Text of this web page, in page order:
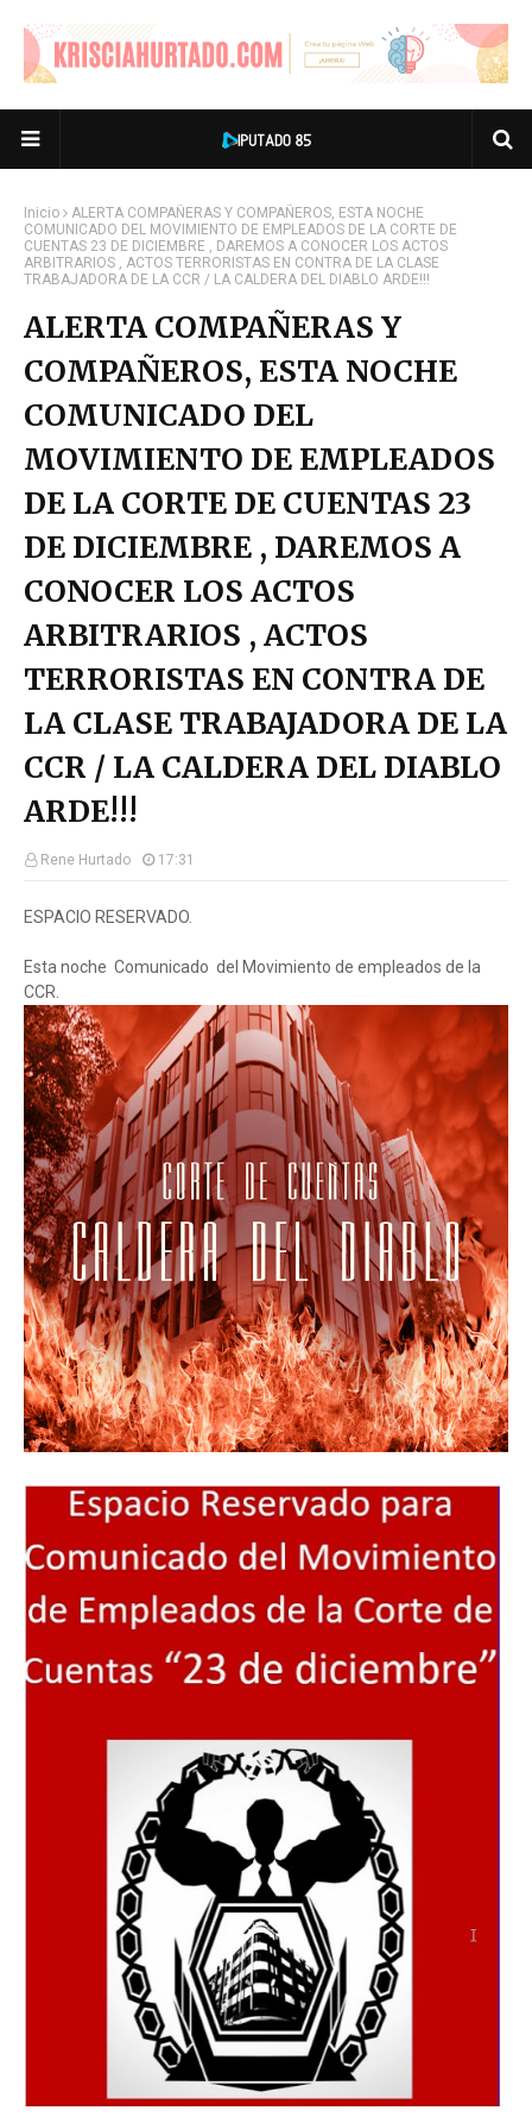
Inicio
ALERTA COMPAÑERAS Y COMPAÑEROS, ESTA NOCHE
COMUNICADO DEL MOVIMIENTO DE EMPLEADOS DE LA CORTE DE
CUENTAS 23 DE DICIEMBRE , DAREMOS A CONOCER LOS ACTOS
ARBITRARIOS , ACTOS TERRORISTAS EN CONTRA DE LA CLASE
TRABAJADORA DE LA CCR / LA CALDERA DEL DIABLO ARDE!!!
ALERTA COMPAÑERAS Y
COMPAÑEROS, ESTA NOCHE
COMUNICADO DEL
MOVIMIENTO DE EMPLEADOS
DE LA CORTE DE CUENTAS 23
DE DICIEMBRE , DAREMOS A
CONOCER LOS ACTOS
ARBITRARIOS , ACTOS
TERRORISTAS EN CONTRA DE
LA CLASE TRABAJADORA DE LA
CCR / LA CALDERA DEL DIABLO
ARDE!!!
Rene Hurtado 17:31
ESPACIO RESERVADO.
Esta noche Comunicado del Movimiento de empleados de la
CCR.